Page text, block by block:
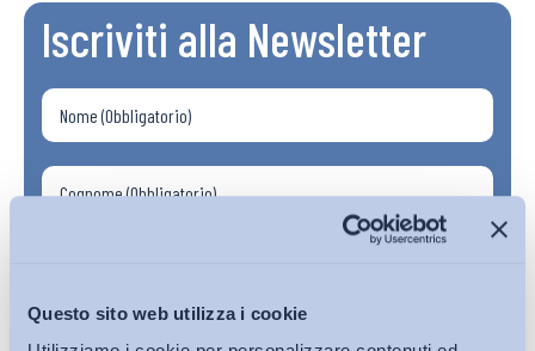
Questo sito web utilizza i cookie
Iscriviti alla Newsletter